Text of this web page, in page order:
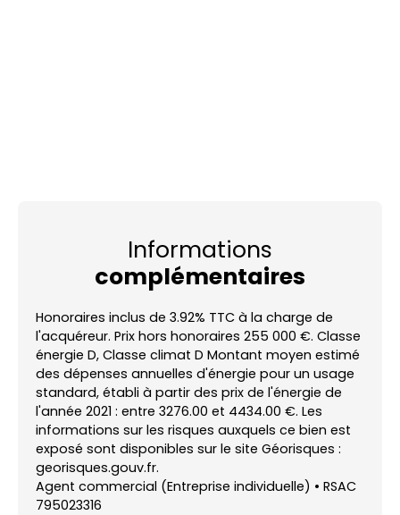
Informations
complémentaires
Honoraires inclus de 3.92% TTC à la charge de
l'acquéreur. Prix hors honoraires 255 000 €. Classe
énergie D, Classe climat D Montant moyen estimé
des dépenses annuelles d'énergie pour un usage
standard, établi à partir des prix de l'énergie de
l'année 2021 : entre 3276.00 et 4434.00 €. Les
informations sur les risques auxquels ce bien est
exposé sont disponibles sur le site Géorisques :
georisques.gouv.fr.
Agent commercial (Entreprise individuelle) • RSAC
795023316